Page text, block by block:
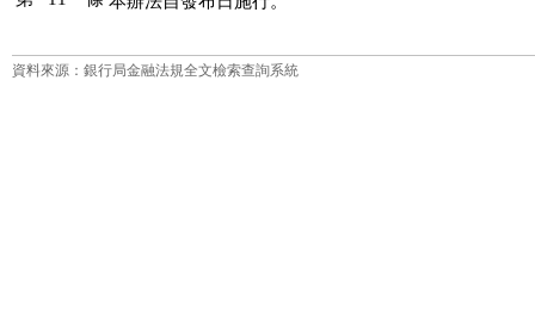
資料來源：銀行局金融法規全文檢索查詢系統